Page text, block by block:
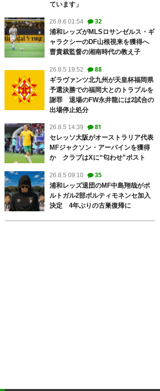
ています」
26.8.6 01:54 32
浦和レッズがMLSロサンゼルス・ギ
ャラクシーのDF山根視来を獲得へ
曺貴裁監督の湘南時代の教え子
26.8.5 19:52 88
ギラヴァンツ北九州が天皇杯福岡県
予選決勝での福岡大とのトラブルを
謝罪 退場のFW永井龍には2試合の
出場停止処分
26.8.5 14:39 81
セレッソ大阪がオーストラリア代表
MFジャクソン・アーバインを獲得
か クラブはXに“匂わせ”ポスト
26.8.5 09:10 35
浦和レッズ退団のMF中島翔哉がポ
ルトガル2部ポルティモネンセ加入
決定 4年ぶりの古巣復帰に